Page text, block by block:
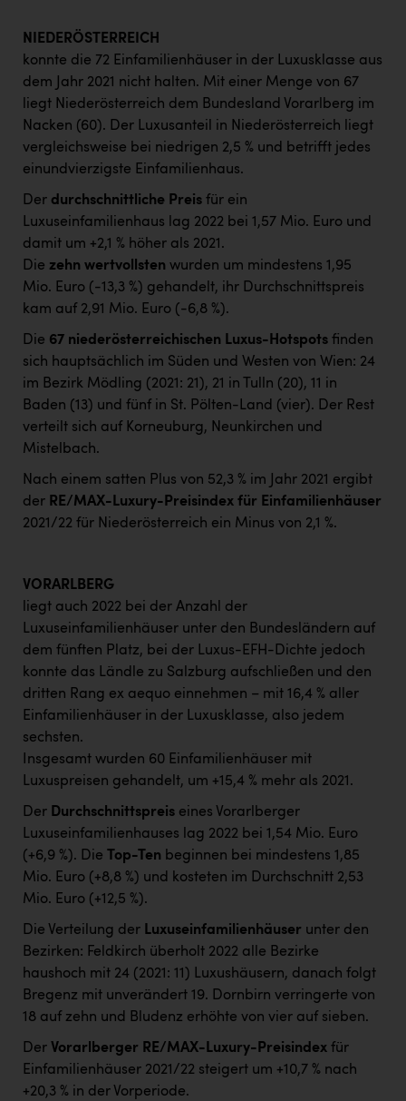
NIEDERÖSTERREICH
konnte die 72 Einfamilienhäuser in der Luxusklasse aus
dem Jahr 2021 nicht halten. Mit einer Menge von 67
liegt Niederösterreich dem Bundesland Vorarlberg im
Nacken (60). Der Luxusanteil in Niederösterreich liegt
vergleichsweise bei niedrigen 2,5 % und betrifft jedes
einundvierzigste Einfamilienhaus.
Der durchschnittliche Preis für ein
Luxuseinfamilienhaus lag 2022 bei 1,57 Mio. Euro und
damit um +2,1 % höher als 2021.
Die zehn wertvollsten wurden um mindestens 1,95
Mio. Euro (-13,3 %) gehandelt, ihr Durchschnittspreis
kam auf 2,91 Mio. Euro (-6,8 %).
Die 67 niederösterreichischen Luxus-Hotspots finden
sich hauptsächlich im Süden und Westen von Wien: 24
im Bezirk Mödling (2021: 21), 21 in Tulln (20), 11 in
Baden (13) und fünf in St. Pölten-Land (vier). Der Rest
verteilt sich auf Korneuburg, Neunkirchen und
Mistelbach.
Nach einem satten Plus von 52,3 % im Jahr 2021 ergibt
der RE/MAX-Luxury-Preisindex für Einfamilienhäuser
2021/22 für Niederösterreich ein Minus von 2,1 %.
VORARLBERG
liegt auch 2022 bei der Anzahl der
Luxuseinfamilienhäuser unter den Bundesländern auf
dem fünften Platz, bei der Luxus-EFH-Dichte jedoch
konnte das Ländle zu Salzburg aufschließen und den
dritten Rang ex aequo einnehmen – mit 16,4 % aller
Einfamilienhäuser in der Luxusklasse, also jedem
sechsten.
Insgesamt wurden 60 Einfamilienhäuser mit
Luxuspreisen gehandelt, um +15,4 % mehr als 2021.
Der Durchschnittspreis eines Vorarlberger
Luxuseinfamilienhauses lag 2022 bei 1,54 Mio. Euro
(+6,9 %). Die Top-Ten beginnen bei mindestens 1,85
Mio. Euro (+8,8 %) und kosteten im Durchschnitt 2,53
Mio. Euro (+12,5 %).
Die Verteilung der Luxuseinfamilienhäuser unter den
Bezirken: Feldkirch überholt 2022 alle Bezirke
haushoch mit 24 (2021: 11) Luxushäusern, danach folgt
Bregenz mit unverändert 19. Dornbirn verringerte von
18 auf zehn und Bludenz erhöhte von vier auf sieben.
Der Vorarlberger RE/MAX-Luxury-Preisindex für
Einfamilienhäuser 2021/22 steigert um +10,7 % nach
+20,3 % in der Vorperiode.